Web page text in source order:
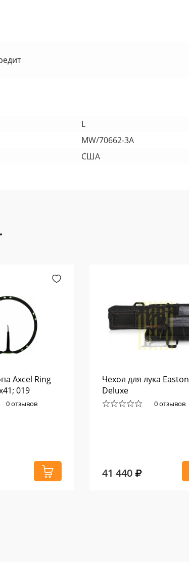
L
MW/70662-3A
США
Axcel Ring
019
0 отзывов
Чехол для лука Easton
Deluxe
0 отзывов
41 440